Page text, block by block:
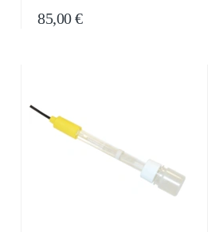
85,00 €